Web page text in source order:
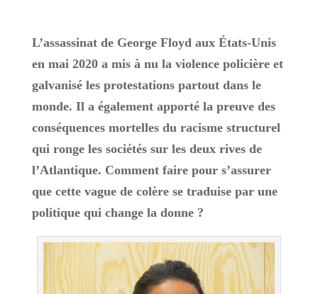
L’assassinat de George Floyd aux États-Unis
en mai 2020 a mis à nu la violence policière et
galvanisé les protestations partout dans le
monde. Il a également apporté la preuve des
conséquences mortelles du racisme structurel
qui ronge les sociétés sur les deux rives de
l’Atlantique. Comment faire pour s’assurer
que cette vague de colère se traduise par une
politique qui change la donne ?